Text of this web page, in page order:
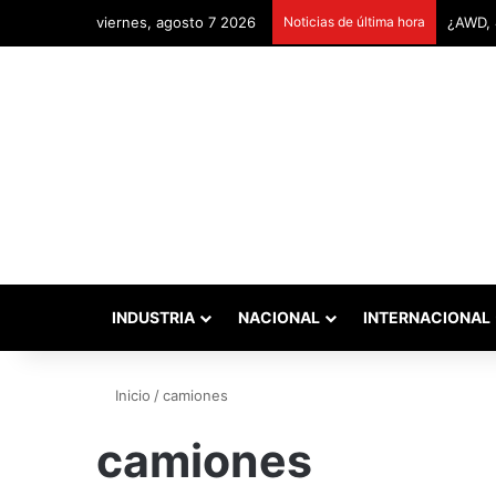
viernes, agosto 7 2026 Noticias de última hora
INDUSTRIA NACIONAL INTERNACIONAL
Inicio /camiones
camiones